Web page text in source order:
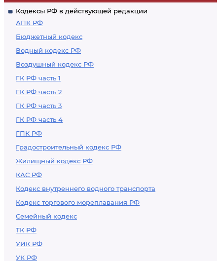
Кодексы РФ в действующей редакции
АПК РФ
Бюджетный кодекс
Водный кодекс РФ
Воздушный кодекс РФ
ГК РФ часть 1
ГК РФ часть 2
ГК РФ часть 3
ГК РФ часть 4
ГПК РФ
Градостроительный кодекс РФ
Жилищный кодекс РФ
КАС РФ
Кодекс внутреннего водного транспорта
Кодекс торгового мореплавания РФ
Семейный кодекс
ТК РФ
УИК РФ
УК РФ